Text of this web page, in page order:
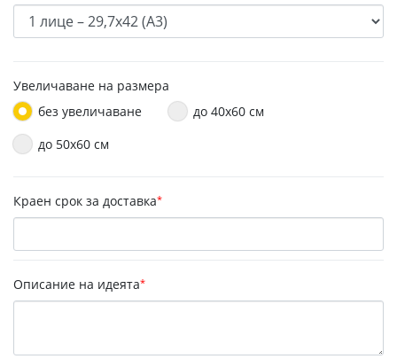
Увеличаване на размера
без увеличаване
до 40х60 см
до 50x60 см
Краен срок за доставка*
Описание на идеята*